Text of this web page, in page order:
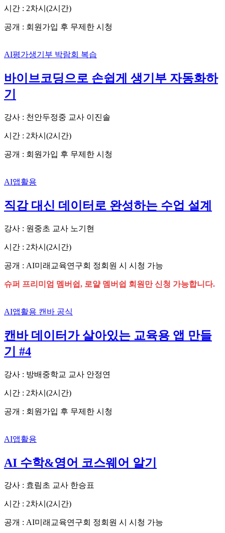
시간 : 2차시(2시간)
공개 : 회원가입 후 무제한 시청
AI평가생기부 박람회 복습
바이브코딩으로 손쉽게 생기부 자동화하
기
강사 : 천안두정중 교사 이진솔
시간 : 2차시(2시간)
공개 : 회원가입 후 무제한 시청
AI앱활용
직감 대신 데이터로 완성하는 수업 설계
강사 : 원중초 교사 노기현
시간 : 2차시(2시간)
공개 : AI미래교육연구회 정회원 시 시청 가능
슈퍼 프리미엄 멤버쉽, 로얄 멤버쉽 회원만 신청 가능합니다.
AI앱활용 캔바 공식
캔바 데이터가 살아있는 교육용 앱 만들
기 #4
강사 : 방배중학교 교사 안정연
시간 : 2차시(2시간)
공개 : 회원가입 후 무제한 시청
AI앱활용
AI 수학&영어 코스웨어 알기
강사 : 효림초 교사 한승표
시간 : 2차시(2시간)
공개 : AI미래교육연구회 정회원 시 시청 가능